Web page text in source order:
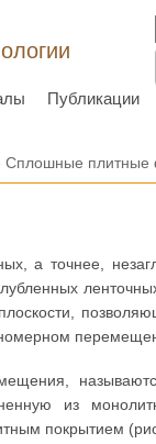
Публикации
Сплошные плитные
а точнее,
из
покрытием